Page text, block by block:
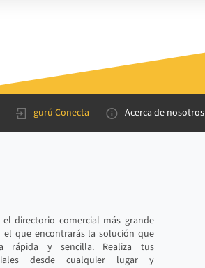
gurú Conecta Acerca de nosotros
el directorio comercial más grande
el que encontrarás la solución que
rápida y sencilla. Realiza tus
desde cualquier lugar y